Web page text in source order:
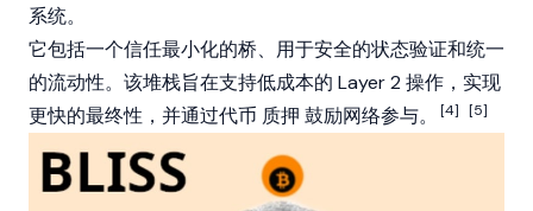
系统。
它包括一个信任最小化的桥、用于安全的状态验证和统一
的流动性。该堆栈旨在支持低成本的 Layer 2 操作，实现
更快的最终性，并通过代币 质押 鼓励网络参与。 [4] [5]